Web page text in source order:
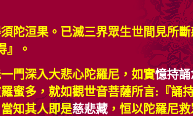
陀洹果。已滅三界眾生世間見所
』。
門深入大悲心陀羅尼，如實憶持誦
蜜多，就如觀世音菩薩所言:『誦
知其人即是慈悲藏，恒以陀羅尼